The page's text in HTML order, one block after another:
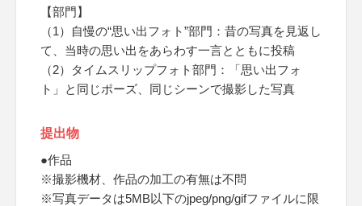
【部門】
（1）自慢の“思い出フォト”部門：昔の写真を見返し
て、当時の思い出をあらわす一言とともに投稿
（2）タイムスリップフォト部門：「思い出フォ
ト」と同じポーズ、同じシーンで撮影した写真
提出物
●作品
※撮影機材、作品の加工の有無は不問
※写真データは5MB以下のjpeg/png/gifファイルに限